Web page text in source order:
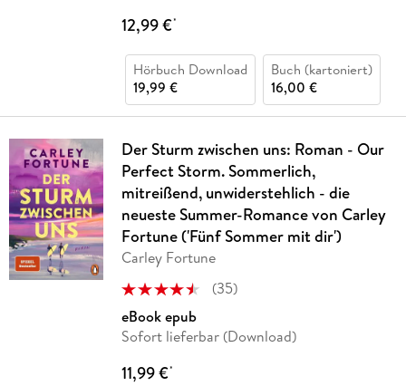
12,99 €*
Hörbuch Download
19,99 €
Buch (kartoniert)
16,00 €
Der Sturm zwischen uns: Roman - Our
Perfect Storm. Sommerlich,
mitreißend, unwiderstehlich - die
neueste Summer-Romance von Carley
Fortune ('Fünf Sommer mit dir')
Carley Fortune
(35)
eBook epub
Sofort lieferbar (Download)
11,99 €*